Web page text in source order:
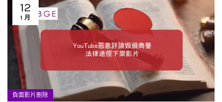
12
1 月
負面影片刪除